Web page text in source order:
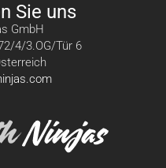
Sie uns
GmbH
4/3.OG/Tür 6